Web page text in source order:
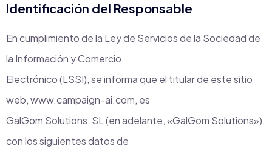
Identificación del Responsable
En cumplimiento de la Ley de Servicios de la Sociedad de
la Información y Comercio
Electrónico (LSSI), se informa que el titular de este sitio
web, www.campaign-ai.com, es
GalGom Solutions, SL (en adelante, «GalGom Solutions»),
con los siguientes datos de